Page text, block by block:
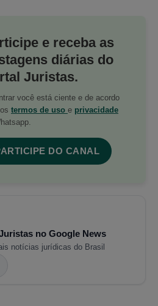
e receba as
diárias do
Juristas.
você está ciente e de acordo
termos de uso e privacidade
DO CANAL
no Google News
notícias jurídicas do Brasil